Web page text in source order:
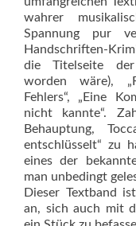
wahrer
Spannung pur
Handschriften-
die Titelseite
worden wäre),
Fehlers“, „Eine
nicht kannte“.
Behauptung,
entschlüsselt“ zu
eines der
man unbedingt
Dieser Textband
an, sich auch mit